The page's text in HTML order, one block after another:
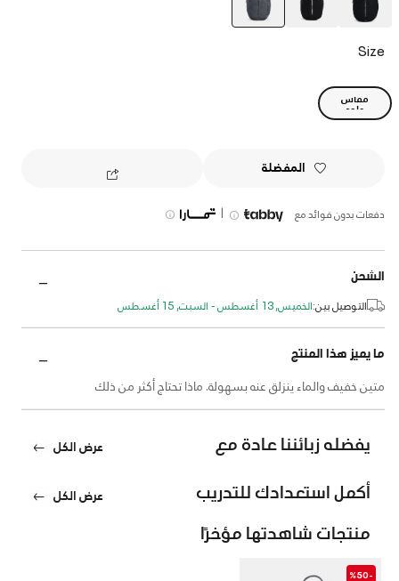
Size
مقاس
واحد
المفضلة
دفعات بدون فوائد مع |
الشحن
التوصيل بين:الخميس, 13 أغسطس - السبت, 15 أغسطس
ما يميز هذا المنتج
متين خفيف والماء ينزلق عنه بسهولة. ماذا تحتاج أكثر من ذلك
يفضله زبائننا عادة مع عرض الكل
أكمل استعدادك للتدريب عرض الكل
منتجات شاهدتها مؤخرًا
-%50